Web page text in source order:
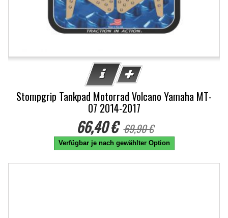
Stompgrip Tankpad Motorrad Volcano Yamaha MT-
07 2014-2017
66,40 € 69,90 €
Verfügbar je nach gewählter Option